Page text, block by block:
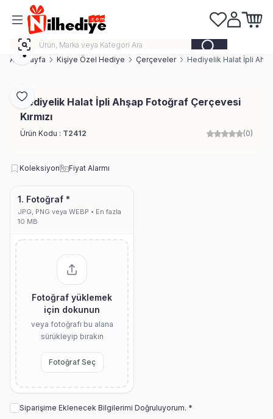
Favorilerim
Hesabım
Ana Sayfa Kişiye Özel Hediye Çerçeveler Hediyelik Halat İpli
Favoriye Ekle
Paylaş
Hediyelik Halat İpli Ahşap Fotoğraf Çerçevesi
Kırmızı
Ürün Kodu : T2412 (0)
Koleksiyon Fiyat Alarmı
1. Fotoğraf *
JPG, PNG veya WEBP • En fazla
10 MB
Fotoğraf yüklemek
için dokunun
veya fotoğrafı bu alana
sürükleyip bırakın
Fotoğraf Seç
Siparişime Eklenecek Bilgilerimi Doğruluyorum. *